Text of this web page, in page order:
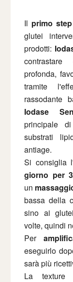
Il primo step
glutei
prodotti:
profonda,
tramite
rassodante
Iodase
principale
substrati
antiage.
Si consiglia
giorno per
un
bassa della
sino ai
volte, quindi
Per
eseguirlo
sarà più
La